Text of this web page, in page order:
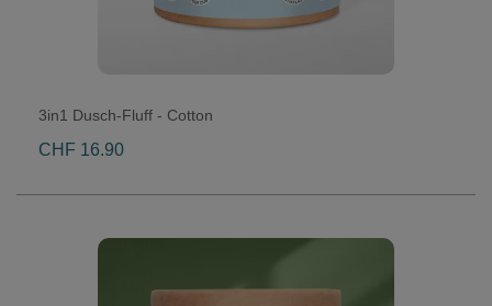
3in1 Dusch-Fluff - Cotton
CHF 16.90